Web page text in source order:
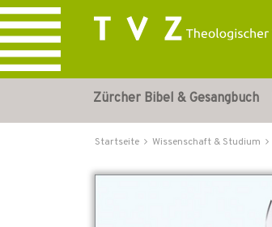
Zürcher Bibel & Gesangbuch
Startseite Wissenschaft & Studium